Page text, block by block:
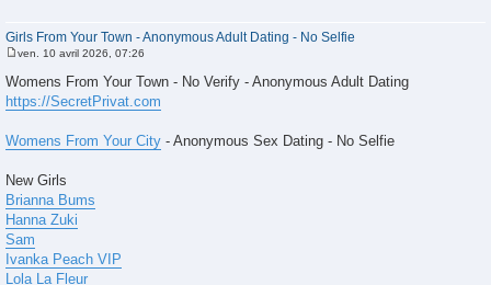
Girls From Your Town - Anonymous Adult Dating - No Selfie
e
s
s
e
ven. 10 avril 2026, 07:26
Womens From Your Town - No Verify - Anonymous Adult Dating
https://SecretPrivat.com
Womens From Your City - Anonymous Sex Dating - No Selfie
New Girls
Brianna Bums
Hanna Zuki
Sam
Ivanka Peach VIP
Lola La Fleur